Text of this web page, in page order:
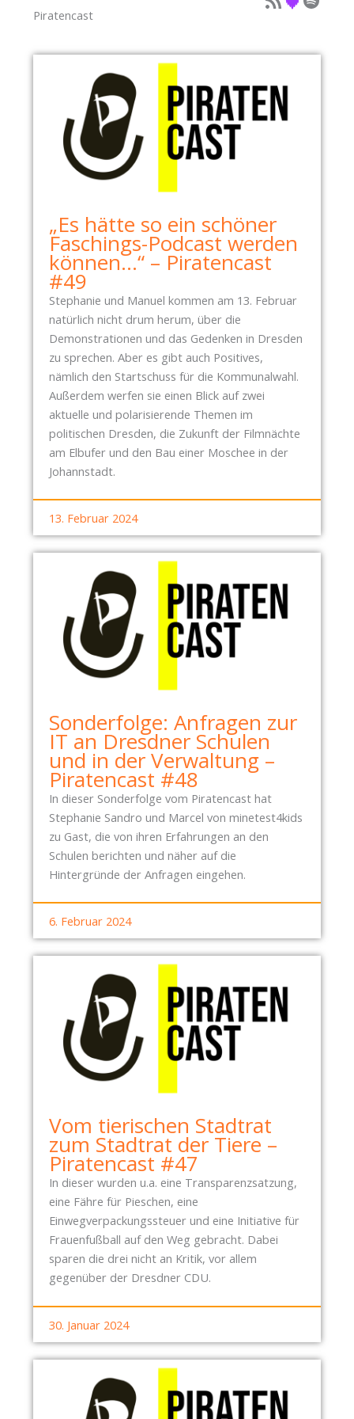
Piratencast
„Es hätte so ein schöner
Faschings-Podcast werden
können…“ – Piratencast
#49
Stephanie und Manuel kommen am 13. Februar
natürlich nicht drum herum, über die
Demonstrationen und das Gedenken in Dresden
zu sprechen. Aber es gibt auch Positives,
nämlich den Startschuss für die Kommunalwahl.
Außerdem werfen sie einen Blick auf zwei
aktuelle und polarisierende Themen im
politischen Dresden, die Zukunft der Filmnächte
am Elbufer und den Bau einer Moschee in der
Johannstadt.
13. Februar 2024
Sonderfolge: Anfragen zur
IT an Dresdner Schulen
und in der Verwaltung –
Piratencast #48
In dieser Sonderfolge vom Piratencast hat
Stephanie Sandro und Marcel von minetest4kids
zu Gast, die von ihren Erfahrungen an den
Schulen berichten und näher auf die
Hintergründe der Anfragen eingehen.
6. Februar 2024
Vom tierischen Stadtrat
zum Stadtrat der Tiere –
Piratencast #47
In dieser wurden u.a. eine Transparenzsatzung,
eine Fähre für Pieschen, eine
Einwegverpackungssteuer und eine Initiative für
Frauenfußball auf den Weg gebracht. Dabei
sparen die drei nicht an Kritik, vor allem
gegenüber der Dresdner CDU.
30. Januar 2024